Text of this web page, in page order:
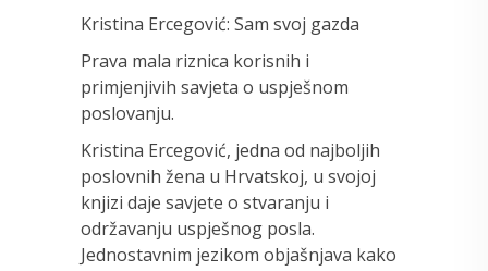
Kristina Ercegović: Sam svoj gazda
Prava mala riznica korisnih i
primjenjivih savjeta o uspješnom
poslovanju.
Kristina Ercegović, jedna od najboljih
poslovnih žena u Hrvatskoj, u svojoj
knjizi daje savjete o stvaranju i
održavanju uspješnog posla.
Jednostavnim jezikom objašnjava kako